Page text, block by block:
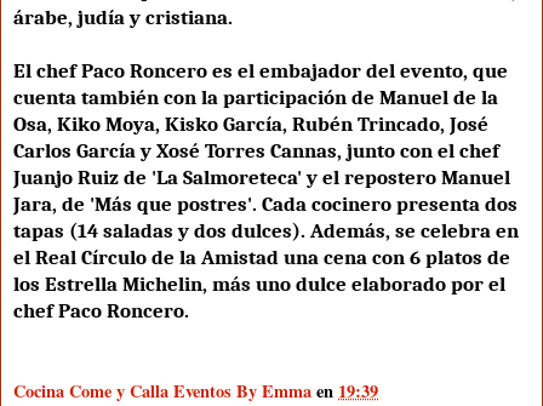
árabe, judía y cristiana.
El chef Paco Roncero es el embajador del evento, que
cuenta también con la participación de Manuel de la
Osa, Kiko Moya, Kisko García, Rubén Trincado, José
Carlos García y Xosé Torres Cannas, junto con el chef
Juanjo Ruiz de 'La Salmoreteca' y el repostero Manuel
Jara, de 'Más que postres'. Cada cocinero presenta dos
tapas (14 saladas y dos dulces). Además, se celebra en
el Real Círculo de la Amistad una cena con 6 platos de
los Estrella Michelin, más uno dulce elaborado por el
chef Paco Roncero.
Cocina Come y Calla Eventos By Emmaen 19:39